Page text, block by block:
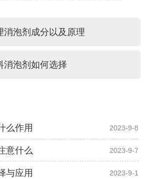
消泡剂成分以及原理
消泡剂如何选择
么作用 2023-9-8
意什么 2023-9-7
与应用 2023-9-1